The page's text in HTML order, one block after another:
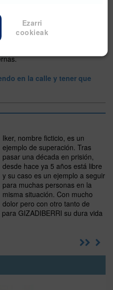
Gipuzkoa— disponen de talleres
que dan empleo a unas 350
trabajadoras de talleres
en la calle y tener que
Iker, nombre ficticio, es un
ejemplo de superación. Tras
pasar una década en prisión,
desde hace ya 5 años está libre
y su caso es un ejemplo a seguir
para muchas personas en la
misma situación. Con mucho
dolor pero con otro tanto de
GIZADIBERRI su dura vida
Ezarri
cookieak